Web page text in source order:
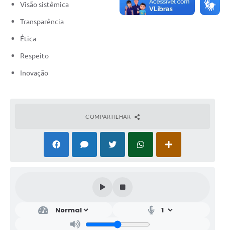
Visão sistêmica
Transparência
Ética
Respeito
Inovação
COMPARTILHAR